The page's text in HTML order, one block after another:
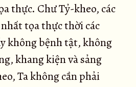
thực. Chư Tỷ-kheo, các
tọa thực thời các
không bệnh tật, không
khang kiện và sảng
Ta không cần phải